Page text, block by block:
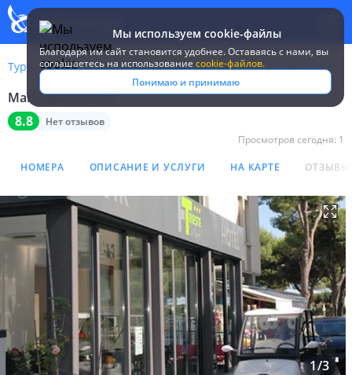
Мы используем cookie-файлы
Благодаря им сайт становится удобнее. Оставаясь c нами, вы
соглашаетесь на использование cookie-файлов.
Понимаю и принимаю
Туры Италия Линьяно Mare Apartments
Mare Apartments
Mare Apartments
8.8
Нет отзывов
Просмотров сегодня: 1
НОМЕРА ОПИСАНИЕ И УСЛУГИ НА КАРТЕ ОТЗЫВЫ
1/3